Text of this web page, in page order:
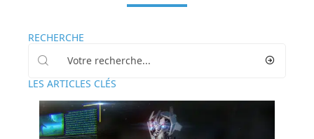
RECHERCHE
LES ARTICLES CLÉS